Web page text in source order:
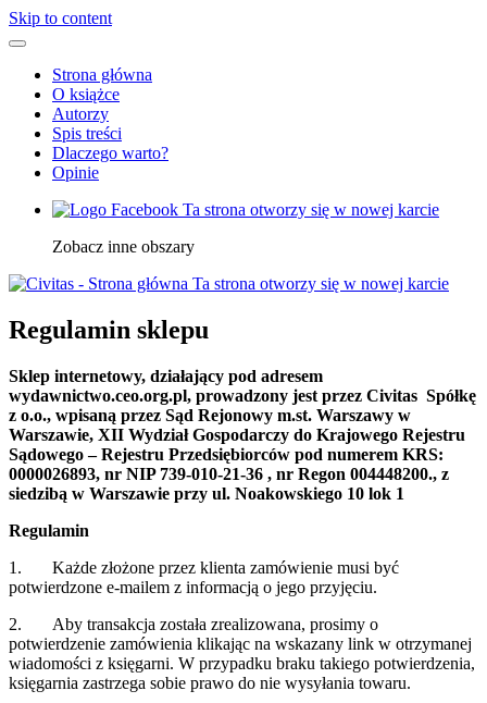
Skip to content
Strona główna
O książce
Autorzy
Spis treści
Dlaczego warto?
Opinie
Ta strona otworzy się w nowej karcie
Zobacz inne obszary
Ta strona otworzy się w nowej karcie
Regulamin sklepu
Sklep internetowy, działający pod adresem
wydawnictwo.ceo.org.pl, prowadzony jest przez Civitas Spółkę
z o.o., wpisaną przez Sąd Rejonowy m.st. Warszawy w
Warszawie, XII Wydział Gospodarczy do Krajowego Rejestru
Sądowego – Rejestru Przedsiębiorców pod numerem KRS:
0000026893, nr NIP 739-010-21-36 , nr Regon 004448200., z
siedzibą w Warszawie przy ul. Noakowskiego 10 lok 1
Regulamin
1. Każde złożone przez klienta zamówienie musi być
potwierdzone e-mailem z informacją o jego przyjęciu.
2. Aby transakcja została zrealizowana, prosimy o
potwierdzenie zamówienia klikając na wskazany link w otrzymanej
wiadomości z księgarni. W przypadku braku takiego potwierdzenia,
księgarnia zastrzega sobie prawo do nie wysyłania towaru.